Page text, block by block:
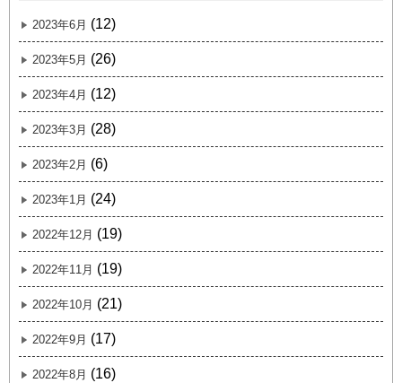
2023年6月 (12)
2023年5月 (26)
2023年4月 (12)
2023年3月 (28)
2023年2月 (6)
2023年1月 (24)
2022年12月 (19)
2022年11月 (19)
2022年10月 (21)
2022年9月 (17)
2022年8月 (16)